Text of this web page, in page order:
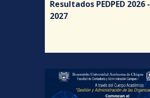
Resultados PEDPED 2026 -
2027